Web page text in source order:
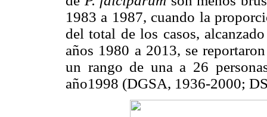
1983 a 1987, cuando la
del total de los casos,
años 1980 a 2013, se
un rango de una a 26
año1998 (DGSA, 1936-2000;